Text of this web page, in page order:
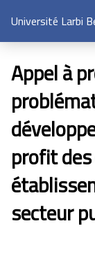
Université Larbi
Appel à
profit
secteur